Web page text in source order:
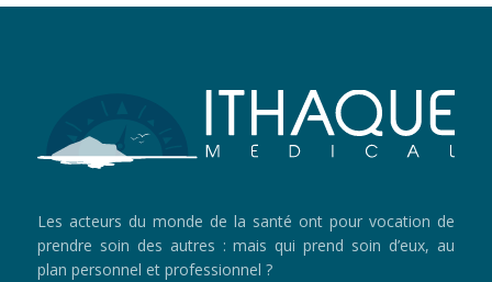
Les acteurs du monde de la santé ont pour vocation de
prendre soin des autres : mais qui prend soin d’eux, au
plan personnel et professionnel ?